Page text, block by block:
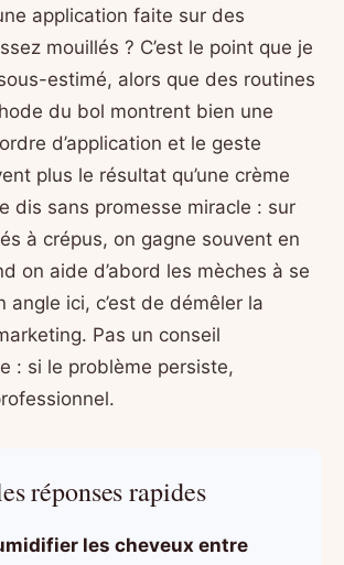
application faite sur des
mouillés ? C’est le point que je
estimé, alors que des routines
du bol montrent bien une
d’application et le geste
plus le résultat qu’une crème
dis sans promesse miracle : sur
à crépus, on gagne souvent en
on aide d’abord les mèches à se
angle ici, c’est de démêler la
Pas un conseil
: si le problème persiste,
réponses rapides
les cheveux entre